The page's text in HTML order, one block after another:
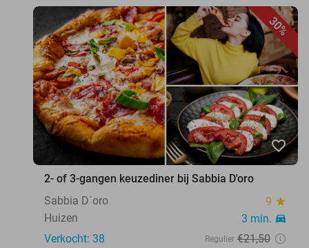
30%
favorite_border
2- of 3-gangen keuzediner bij Sabbia D'oro
Sabbia D´oro
9 star
Huizen 3 min. directions_car
Verkocht: 38 Regulier €21,50